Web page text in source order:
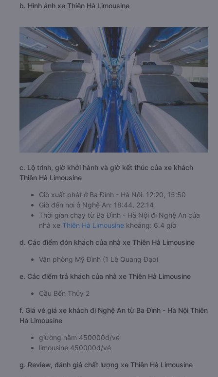
b. Hình ảnh xe Thiên Hà Limousine
c. Lộ trình, giờ khởi hành và giờ kết thúc của xe khách
Thiên Hà Limousine
Giờ xuất phát ở Ba Đình - Hà Nội: 12:20, 15:50
Giờ đến nơi ở Nghệ An: 18:44, 22:14
Thời gian chạy từ Ba Đình - Hà Nội đi Nghệ An của
nhà xe Thiên Hà Limousine khoảng: 6.4 giờ
d. Các điểm đón khách của nhà xe Thiên Hà Limousine
Văn phòng Mỹ Đình (1 Lê Quang Đạo)
e. Các điểm trả khách của nhà xe Thiên Hà Limousine
Cầu Bến Thủy 2
f. Giá vé giá xe khách đi Nghệ An từ Ba Đình - Hà Nội Thiên
Hà Limousine
giường nằm 450000đ/vé
limousine 450000đ/vé
g. Review, đánh giá chất lượng xe Thiên Hà Limousine